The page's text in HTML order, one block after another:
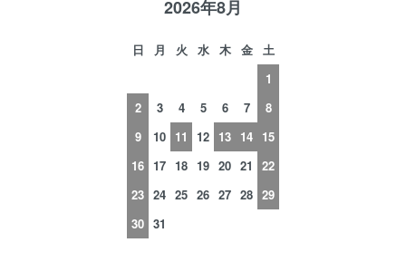
2026年8月
日 月 火 水 木 金
土
1
2
3 4 5 6 7
8
9
10 11 12 13 14 15
16 17 18 19 20 21
22
23 24 25 26 27 28 29
30 31